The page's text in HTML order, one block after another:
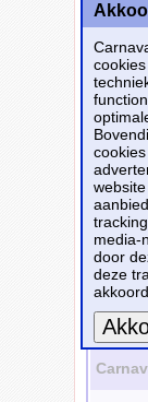
Koop
Dit
snoris
voor€
Bekijk
media-
door
deze
Meer